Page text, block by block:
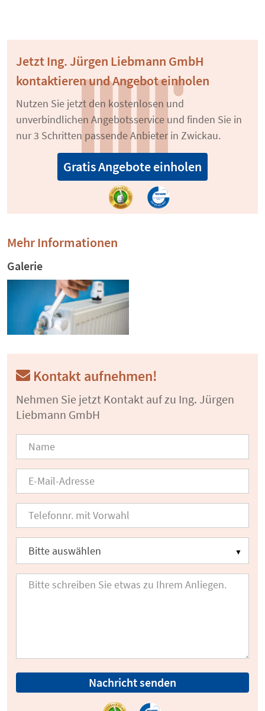
Jetzt Ing. Jürgen Liebmann GmbH
kontaktieren und Angebot einholen
Nutzen Sie jetzt den kostenlosen und
unverbindlichen Angebotsservice und finden Sie in
nur 3 Schritten passende Anbieter in Zwickau.
Gratis Angebote einholen
Mehr Informationen
Galerie
Kontakt aufnehmen!
Nehmen Sie jetzt Kontakt auf zu Ing. Jürgen
Liebmann GmbH
Nachricht senden